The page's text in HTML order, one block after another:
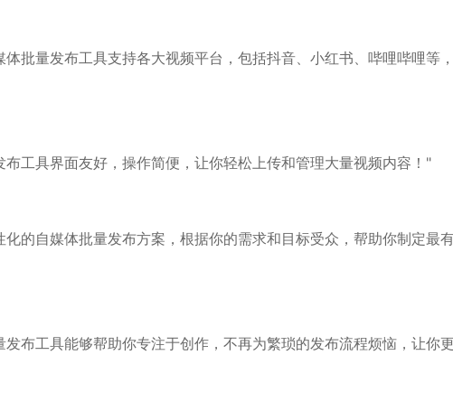
批量发布工具支持各大视频平台，包括抖音、小红书、哔哩哔哩等
工具界面友好，操作简便，让你轻松上传和管理大量视频内容！"
的自媒体批量发布方案，根据你的需求和目标受众，帮助你制定最
布工具能够帮助你专注于创作，不再为繁琐的发布流程烦恼，让你